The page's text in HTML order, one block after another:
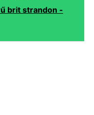
brit strandon -